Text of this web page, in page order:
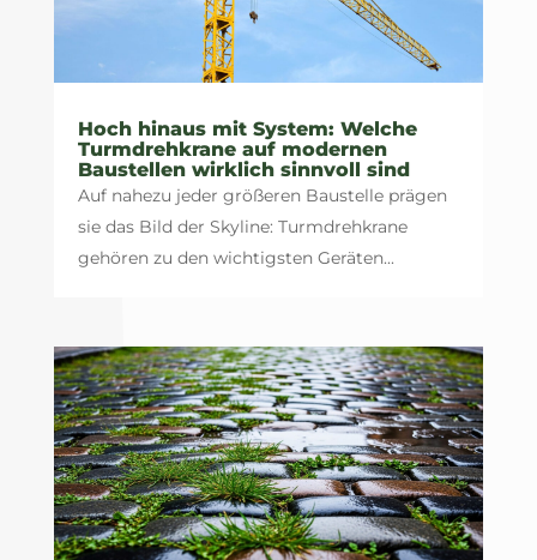
Hoch hinaus mit System: Welche
Turmdrehkrane auf modernen
Baustellen wirklich sinnvoll sind
Auf nahezu jeder größeren Baustelle prägen
sie das Bild der Skyline: Turmdrehkrane
gehören zu den wichtigsten Geräten...